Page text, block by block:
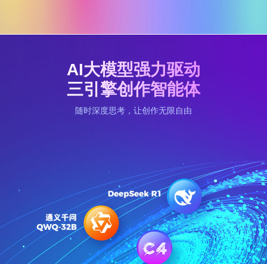
AI大模型强力驱动
三引擎创作智能体
随时深度思考，让创作无限自由